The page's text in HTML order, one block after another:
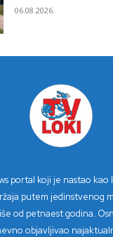
06.08.2026.
portal koji je nastao kao
putem jedinstvenog
od petnaest godina.
objavljivao